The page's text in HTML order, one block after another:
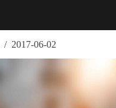
/ 2017-06-02